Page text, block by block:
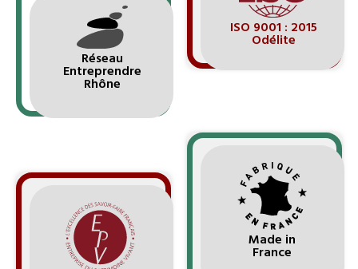
Réseau
Entreprendre
Rhône
ISO 9001 : 2015
Odélite
Made in
France